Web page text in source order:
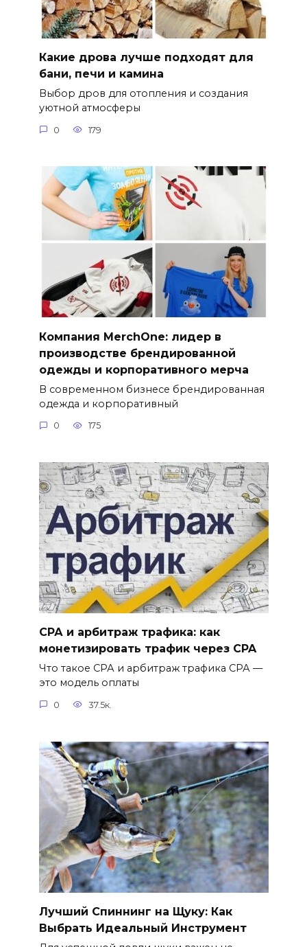
Какие дрова лучше подходят для
бани, печи и камина
Выбор дров для отопления и создания
уютной атмосферы
0 179
Компания MerchOne: лидер в
производстве брендированной
одежды и корпоративного мерча
В современном бизнесе брендированная
одежда и корпоративный
0 175
СРА и арбитраж трафика: как
монетизировать трафик через CPA
Что такое СРА и арбитраж трафика СРА —
это модель оплаты
0 37.5к.
Лучший Спиннинг на Щуку: Как
Выбрать Идеальный Инструмент